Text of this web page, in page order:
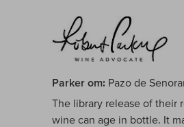
Parker om: Pazo de
The library release of their
wine can age in bottle. It